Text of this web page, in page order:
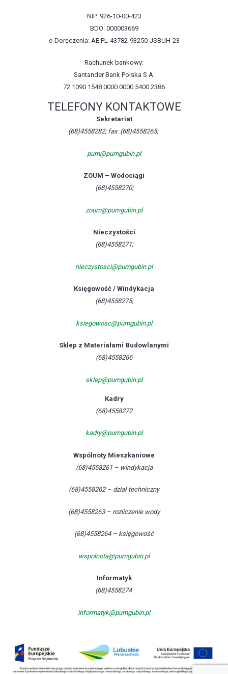
NIP: 926-10-00-423
BDO: 000003669
e-Doręczenia: AE:PL-43782-93250-JSBUH-23
Rachunek bankowy:
Santander Bank Polska S.A.
72 1090 1548 0000 0000 5400 2386
TELEFONY KONTAKTOWE
Sekretariat
(68)4558282; fax: (68)4558265;
pum@pumgubin.pl
ZOUM – Wodociągi
(68)4558270;
zoum@pumgubin.pl
Nieczystości
(68)4558271;
nieczystosci@pumgubin.pl
Księgowość / Windykacja
(68)4558275;
ksiegowosc@pumgubin.pl
Sklep z Materiałami Budowlanymi
(68)4558266
sklep@pumgubin.pl
Kadry
(68)4558272
kadry@pumgubin.pl
Wspólnoty Mieszkaniowe
(68)4558261 – windykacja
(68)4558262 – dział techniczny
(68)4558263 – rozliczenie wody
(68)4558264 – księgowość
wspolnota@pumgubin.pl
Informatyk
(68)4558274
informatyk@pumgubin.pl